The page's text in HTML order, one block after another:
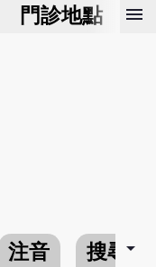
門診地點 預
menu
注音 搜尋arrow_drop_down